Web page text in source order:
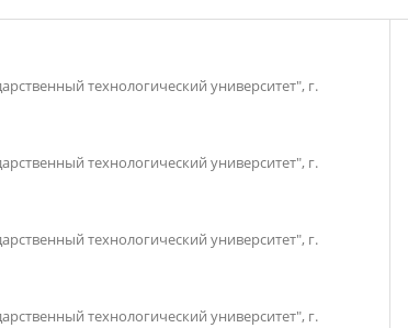
технологический университет", г.
технологический университет", г.
технологический университет", г.
технологический университет", г.